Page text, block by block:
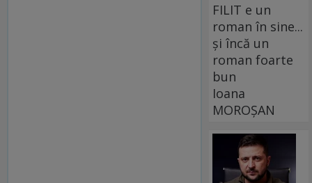
FILIT e un
roman în sine...
și încă un
roman foarte
bun
Ioana
MOROȘAN